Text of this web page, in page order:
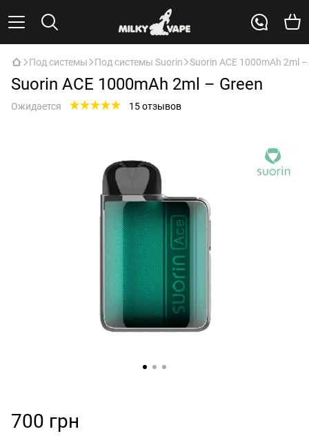
Под системы Под системы Suorin Suorin ACE 1000mAh 2ml –
Suorin ACE 1000mAh 2ml – Green
Ожидается 15 отзывов
700 грн